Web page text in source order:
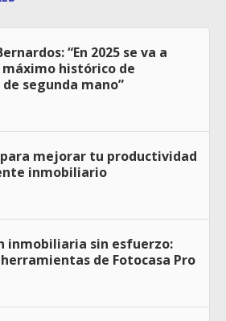
“En 2025 se va a
histórico de
segunda mano”
para mejorar tu productividad
inmobiliario
inmobiliaria sin esfuerzo:
de Fotocasa Pro